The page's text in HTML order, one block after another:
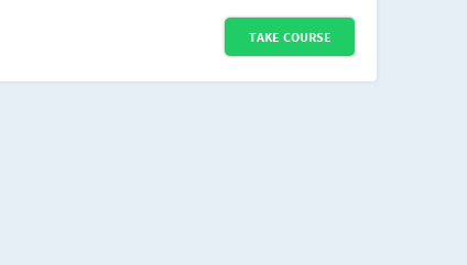
un
según tus
TAKE COURSE